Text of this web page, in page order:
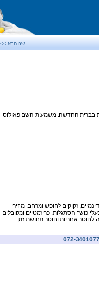
שם הבא >>
בשורת הנצרות בברית החדשה. משמעות השם פאולוס
זקוקים לחופש ומרחב. מהירי
כושר הסתגלות. כריזמטיים ומקובלים
לחוסר אחריות וחוסר תחושת זמן.
072-3401077
.